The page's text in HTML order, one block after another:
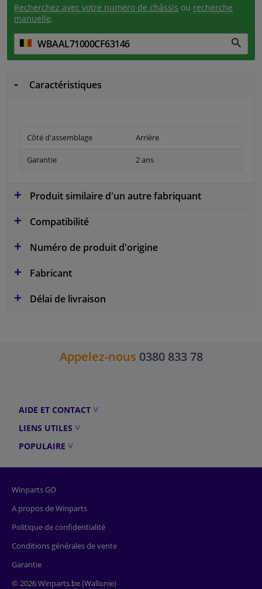
Recherchez avec votre numéro de châssis ou recherche
manuelle.
Caractéristiques
Côté d'assemblage Arrière
Garantie 2 ans
Produit similaire d'un autre fabriquant
Compatibilité
Numéro de produit d'origine
Fabricant
Délai de livraison
Appelez-nous 0380 833 78
AIDE ET CONTACT
LIENS UTILES
POPULAIRE
Winparts GO
A propos de Winparts
Politique de confidentialité
Conditions générales de vente
Garantie
© 2026 Winparts.be (Wallonie)